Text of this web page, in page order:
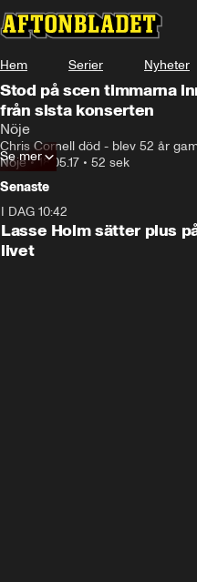
Hem Serier Nyheter
Stod på scen timmarna
från sista konserten
Nöje
Chris Cornell död - blev 52 år
Nöje•18.05.17 • 52 sek
Se mer
Senaste
I DAG 10:42
Lasse Holm sätter plus
livet